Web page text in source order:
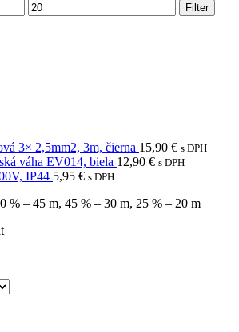
Filter
3× 2,5mm2, 3m, čierna 15,90 € s DPH
váha EV014, biela 12,90 € s DPH
IP44 5,95 € s DPH
% – 45 m, 45 % – 30 m, 25 % – 20 m